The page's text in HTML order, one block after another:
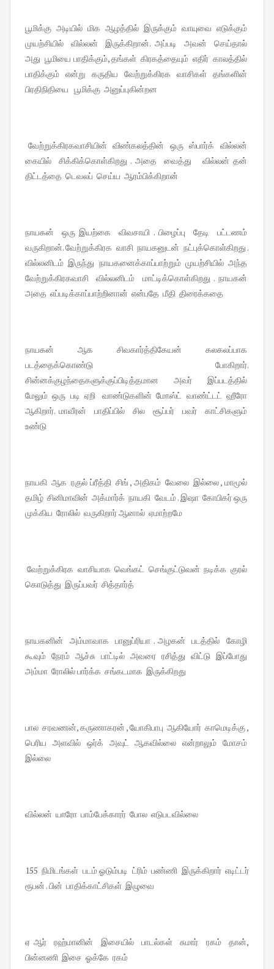
பூமிக்கு அடியில் மிக ஆழத்தில் இருக்கும் வாயுவை எடுக்கும்
முயற்சியில் வில்லன் இருக்கிறான். அப்படி அவன் செய்தால்
அது பூமியை பாதிக்கும், தங்கள் கிரகத்தையும் எதிர் காலத்தில்
பாதிக்கும் என்று கருதிய வேற்றுக்கிரக வாசிகள் தங்களின்
பிரதிநிதியை பூமிக்கு அனுப்புகின்றன
வேற்றுக்கிரகவாசியின் விண்கலத்தின் ஒரு ஸ்பார்க் வில்லன்
கையில் சிக்கிக்கொள்கிறது . அதை வைத்து வில்லன் தன்
திட்டத்தை டெவலப் செய்ய ஆரம்பிக்கிறான்
நாயகன் ஒரு இயற்கை விவசாயி . பிழைப்பு தேடி பட்டணம்
வருகிறான். வேற்றுக்கிரக வாசி நாயகனுடன் நட்புக்கொள்கிறது .
வில்லனிடம் இருந்து நாயகனைக்காப்பாற்றும் முயற்சியில் அந்த
வேற்றுக்கிரகவாசி வில்லனிடம் மாட்டிக்கொள்கிறது . நாயகன்
அதை எப்படிக்காப்பாற்றினான் என்பதே மீதி திரைக்கதை
நாயகன் ஆக சிவகார்த்திகேயன் கலகலப்பாக
படத்தைக்கொண்டு போகிறார்.
சின்னக்குழந்தைகளுக்குப்பிடித்தமான அவர் இப்படத்தில்
மேலும் ஒரு படி ஏறி வாண்டுகளின் மோஸ்ட் வாண்ட்டட் ஹீரோ
ஆகிறார். மாவீரன் பாதிப்பில் சில சூப்பர் பவர் காட்சிகளும்
உண்டு
நாயகி ஆக ரகுல் ப்ரீத்தி சிங் , அதிகம் வேலை இல்லை , மாமூல்
தமிழ் சினிமாவின் அக்மார்க் நாயகி வேடம் . இஷா கோபிகர் ஒரு
முக்கிய ரோலில் வருகிறார் ஆனால் ஏமாற்றமே
வேற்றுக்கிரக வாசியாக வெங்கட் செங்குட்டுவன் நடிக்க குரல்
கொடுத்து இருப்பவர் சித்தார்த்
நாயகனின் அம்மாவாக பானுப்ரியா . அழகன் படத்தில் கோழி
கூவும் நேரம் ஆச்சு பாட்டில் அவரை ரசித்து விட்டு இப்போது
அம்மா ரோலில் பார்க்க சங்கடமாக இருக்கிறது
பால சரவணன், கருணாகரன் , யோகிபாபு ஆகியோர் காமெடிக்கு ,
பெரிய அளவில் ஒர்க் அவுட் ஆகவில்லை என்றாலும் மோசம்
இல்லை
வில்லன் யாரோ பாம்பேக்காரர் போல எடுபடவில்லை
155 நிமிடங்கள் படம் ஓடும்படி ட்ரிம் பண்ணி இருக்கிறார் எடிட்டர்
ரூபன் . பின் பாதிக்காட்சிகள் இழுவை
ஏ ஆர் ரஹ்மானின் இசையில் பாடல்கள் சுமார் ரகம் தான்,
பின்னணி இசை ஓக்கே ரகம்